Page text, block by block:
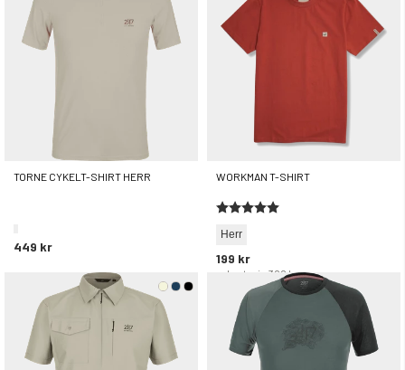
TORNE CYKELT-SHIRT HERR
449 kr
WORKMAN T-SHIRT
Herr
199 kr
rek. utpris 399 kr
Betyg:
5.0 utav 5 stjärnor